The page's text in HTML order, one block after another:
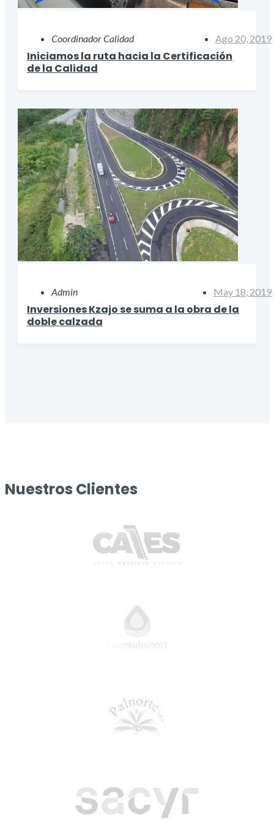
Coordinador Calidad Ago 20, 2019
Iniciamos la ruta hacia la Certificación
de la Calidad
Admin May 18, 2019
Inversiones Kzajo se suma a la obra de la
doble calzada
Nuestros Clientes